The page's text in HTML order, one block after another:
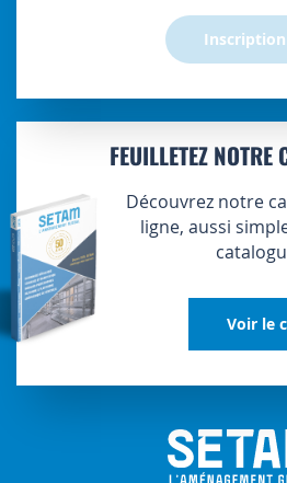
Inscription
FEUILLETEZ NOTRE
Découvrez notre
ligne, aussi
Voir le